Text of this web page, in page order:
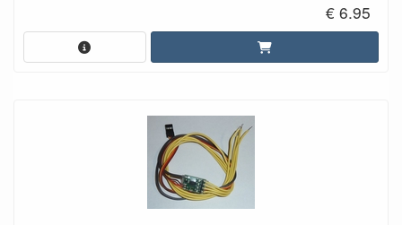
€ 6.95